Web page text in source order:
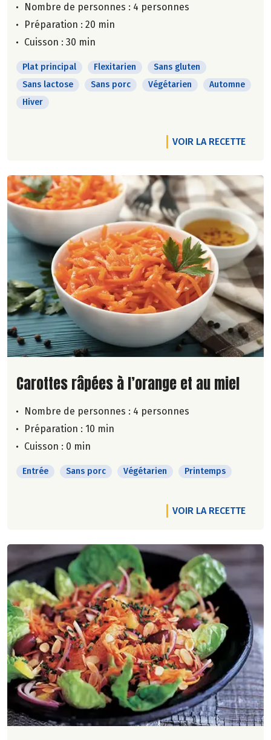
Nombre de personnes : 4 personnes
Préparation : 20 min
Cuisson : 30 min
Plat principal Flexitarien
Sans gluten
Sans lactose
Sans porc Végétarien
Automne
Hiver
VOIR LA RECETTE
Lire la suite de la recette
Carottes râpées à l’orange et au miel
Nombre de personnes : 4 personnes
Préparation : 10 min
Cuisson : 0 min
Entrée Sans porc Végétarien Printemps
VOIR LA RECETTE